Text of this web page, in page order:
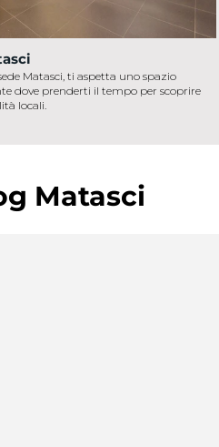
Matasci, ti aspetta uno spazio
dove prenderti il tempo per scoprire
locali.
Matasci